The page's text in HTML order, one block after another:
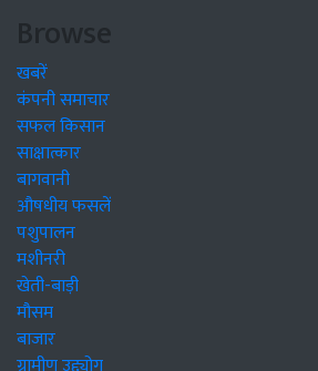
Browse
खबरें
कंपनी समाचार
सफल किसान
साक्षात्कार
बागवानी
औषधीय फसलें
पशुपालन
मशीनरी
खेती-बाड़ी
मौसम
बाजार